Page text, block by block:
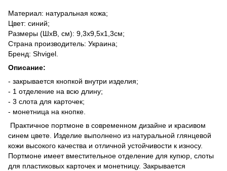
Материал: натуральная кожа;
Цвет: синий;
Размеры (ШхВ, см): 9,3х9,5х1,3см;
Страна производитель: Украина;
Бренд: Shvigel.
Описание:
- закрывается кнопкой внутри изделия;
- 1 отделение на всю длину;
- 3 слота для карточек;
- монетница на кнопке.
Практичное портмоне в современном дизайне и красивом
синем цвете. Изделие выполнено из натуральной глянцевой
кожи высокого качества и отличной устойчивости к износу.
Портмоне имеет вместительное отделение для купюр, слоты
для пластиковых карточек и монетницу. Закрывается